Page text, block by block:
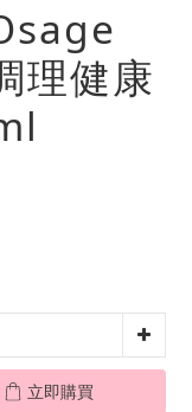
理健康
立即購買